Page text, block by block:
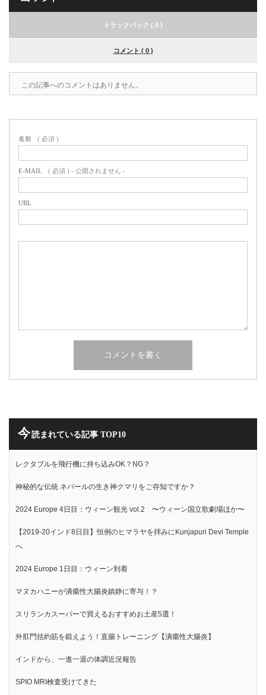
トラックバック ( 0 )
コメント ( 0 )
この記事へのコメントはありません。
名前 ( 必須 )
E-MAIL ( 必須 ) - 公開されません -
URL
今読まれている記事 TOP10
レクタブルを飛行機に持ち込みOK？NG？
神秘的な伝統 ネパールの生き神クマリをご存知ですか？
2024 Europe 4日目：ウィーン観光 vol.2 〜ウィーン国立歌劇場ほか〜
【2019-20インド8日目】恒例のヒマラヤを拝みにKunjapuri Devi Temple
へ
2024 Europe 1日目：ウィーン到着
マヌカハニーが潰瘍性大腸炎鎮静に寄与！？
スリランカスーパーで買えるおすすめお土産5選！
外肛門括約筋を鍛えよう！直腸トレーニング【潰瘍性大腸炎】
インドから、一進一退の体調近況報告
SPIO MRI検査受けてきた